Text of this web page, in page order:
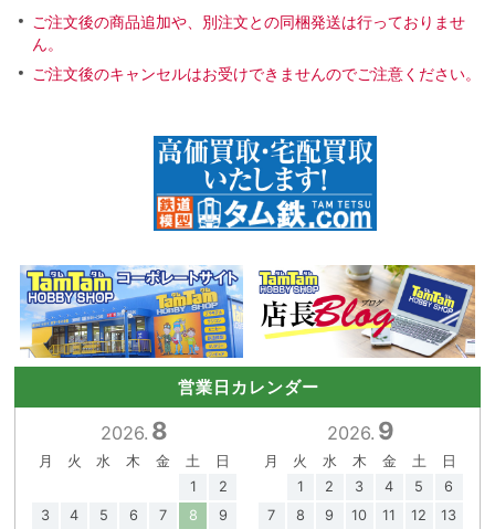
ご注文後の商品追加や、別注文との同梱発送は行っておりませ
ん。
ご注文後のキャンセルはお受けできませんのでご注意ください。
営業日カレンダー
2026. 8
月 火 水 木 金 土
日
1
2
3
4 5 6 7 8
9
2026. 9
月 火 水 木 金 土
日
1
2 3 4 5
6
7
8 9 10 11 12
13